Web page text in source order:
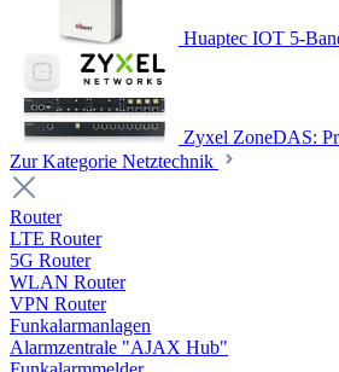
Huaptec IOT 5-
Zyxel ZoneDAS:
Zur Kategorie Netztechnik
Router
LTE Router
5G Router
WLAN Router
VPN Router
Funkalarmanlagen
Alarmzentrale "AJAX Hub"